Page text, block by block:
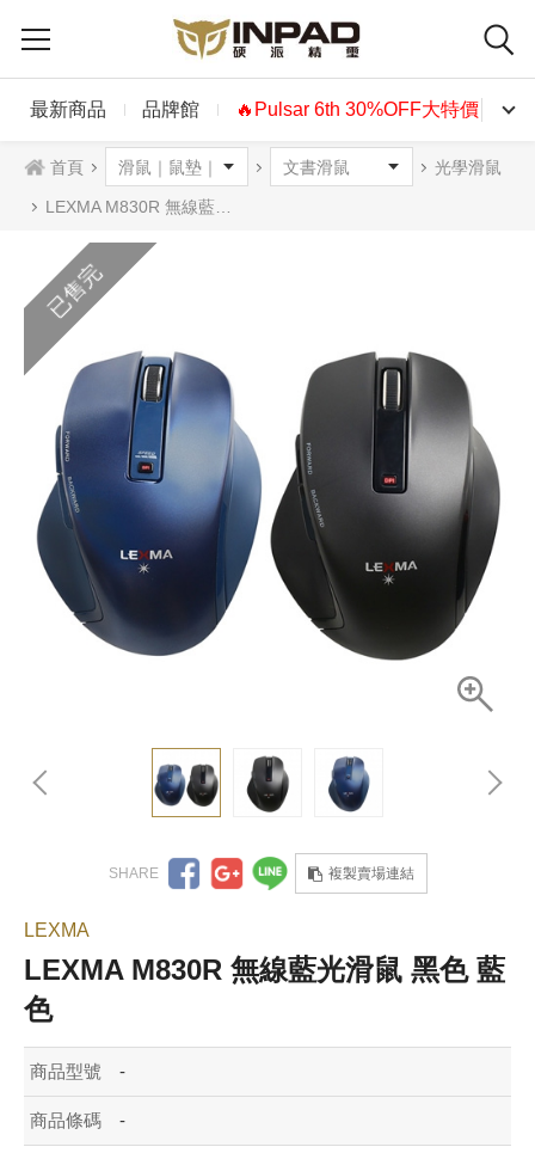
最新商品 品牌館 🔥Pulsar 6th 30%OFF大特價🔥
首頁 光學滑鼠
LEXMA M830R 無線藍光滑鼠 黑色 藍色
已售完
複製賣場連結
LEXMA
LEXMA M830R 無線藍光滑鼠 黑色 藍
色
商品型號 -
商品條碼 -